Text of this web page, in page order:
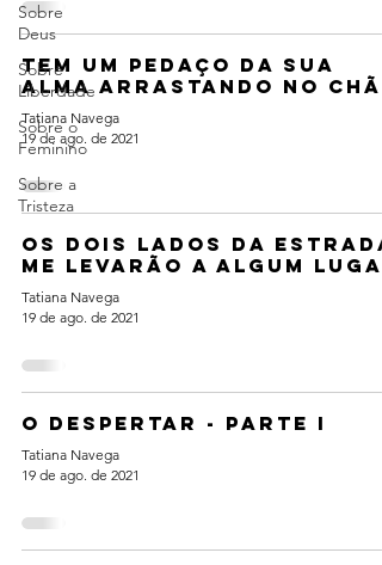
Sobre
Deus
Sobre
Liberdade
Sobre o
Feminino
Sobre a
Tristeza
Tem um pedaço da sua
alma arrastando no
Tatiana Navega
19 de ago. de 2021
Os dois lados da estrada
me levarão a algum
Tatiana Navega
19 de ago. de 2021
O despertar - parte I
Tatiana Navega
19 de ago. de 2021